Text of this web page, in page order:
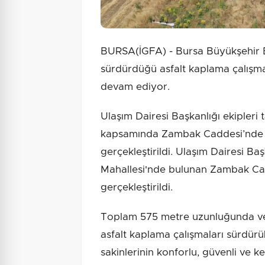
BURSA(İGFA) - Bursa
sürdürdüğü asfalt kaplama
devam ediyor.
Ulaşım Dairesi Başkanlığı
kapsamında Zambak
gerçekleştirildi. Ulaşım Dairesi
Mahallesi'nde bulunan Zambak
gerçekleştirildi.
Toplam 575 metre uzunluğunda
asfalt kaplama çalışmaları
sakinlerinin konforlu, güvenli ve